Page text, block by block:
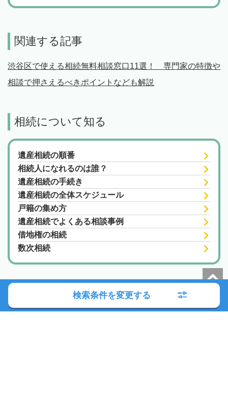
関連する記事
渋谷区で使える相続無料相談窓口11選！ 専門家の特徴や
相談で押さえるべきポイントなども解説
相続について知る
遺産相続の順番
相続人になれるのは誰？
遺産相続の手続き
遺産相続の全体スケジュール
戸籍の集め方
遺産相続でよくある相談事例
借地権の相続
数次相続
検索条件を変更する
朝日新聞社の関連サイト